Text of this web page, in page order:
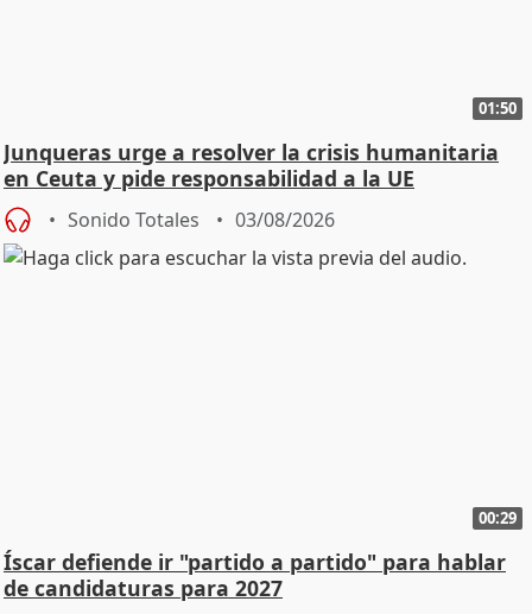
01:50
Junqueras urge a resolver la crisis humanitaria
en Ceuta y pide responsabilidad a la UE
Sonido Totales 03/08/2026
00:29
Íscar defiende ir "partido a partido" para hablar
de candidaturas para 2027